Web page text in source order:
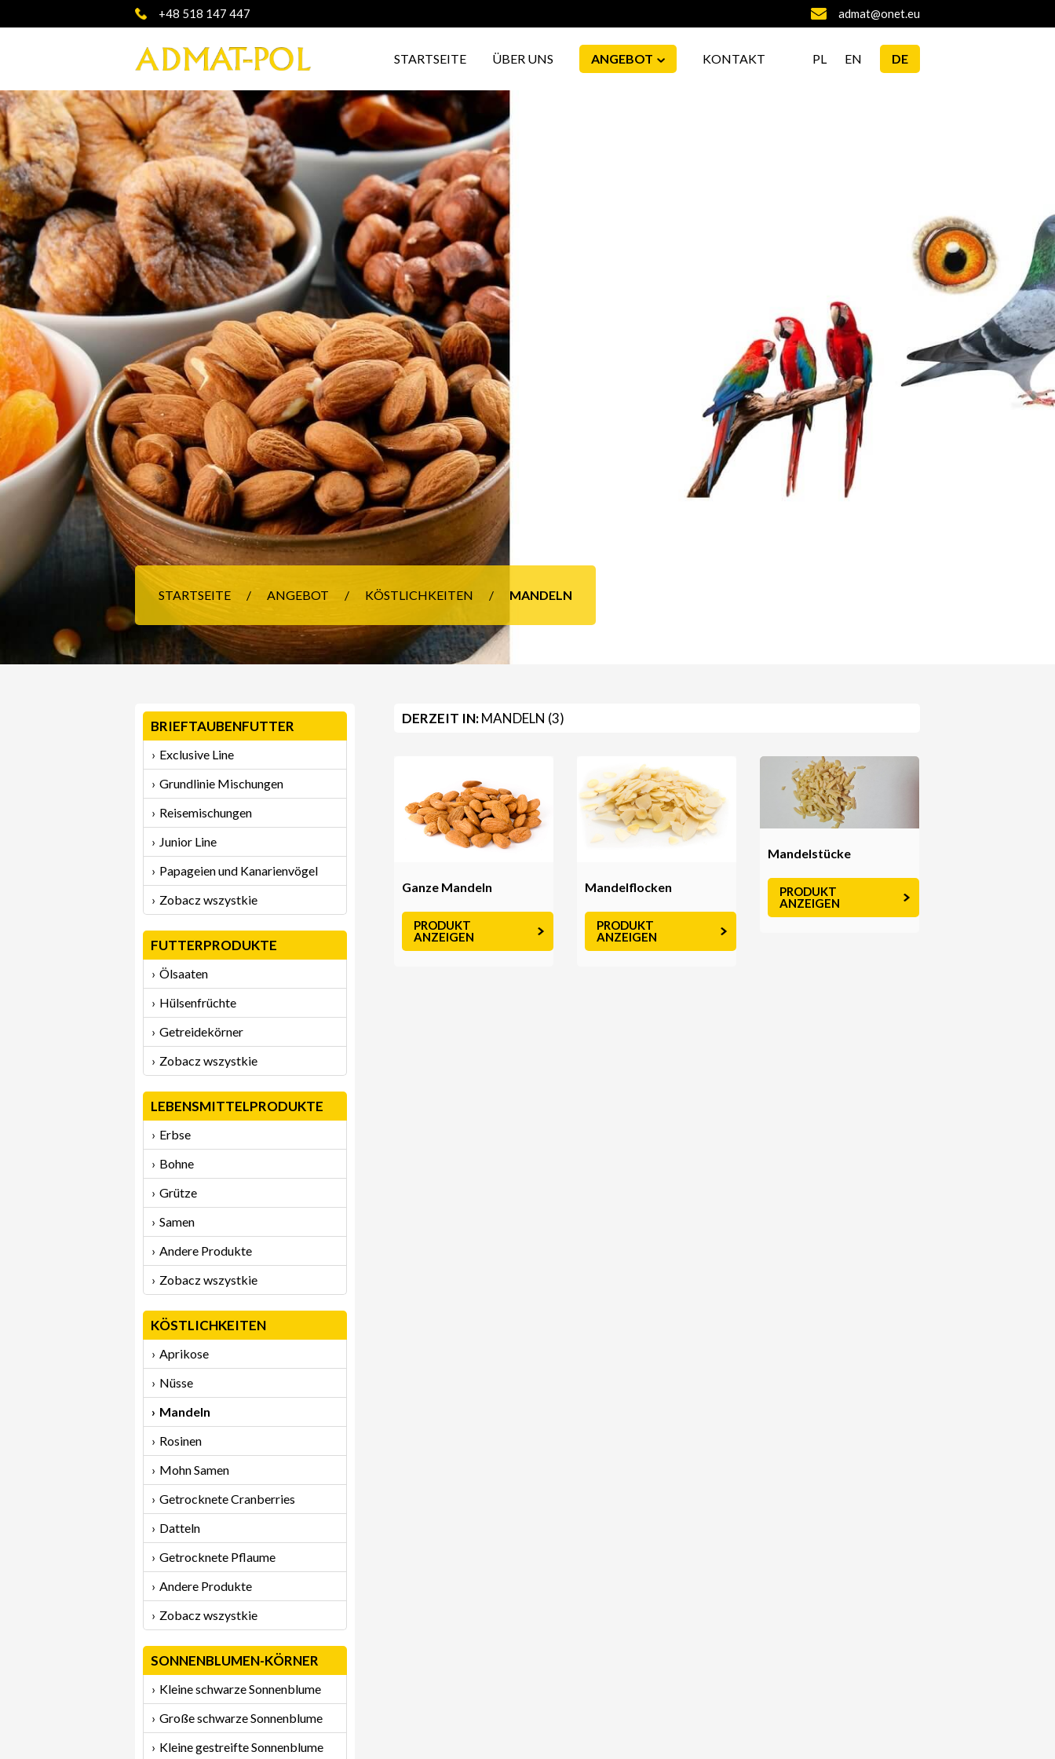
+48 518 147 447 admat@onet.eu
STARTSEITE ÜBER UNS ANGEBOT KONTAKT PL EN DE
STARTSEITE ANGEBOT KÖSTLICHKEITEN MANDELN
BRIEFTAUBENFUTTER
Exclusive Line
Grundlinie Mischungen
Reisemischungen
Junior Line
Papageien und Kanarienvögel
Zobacz wszystkie
FUTTERPRODUKTE
Ölsaaten
Hülsenfrüchte
Getreidekörner
Zobacz wszystkie
LEBENSMITTELPRODUKTE
Erbse
Bohne
Grütze
Samen
Andere Produkte
Zobacz wszystkie
KÖSTLICHKEITEN
Aprikose
Nüsse
Mandeln
Rosinen
Mohn Samen
Getrocknete Cranberries
Datteln
Getrocknete Pflaume
Andere Produkte
Zobacz wszystkie
SONNENBLUMEN-KÖRNER
Kleine schwarze Sonnenblume
Große schwarze Sonnenblume
Kleine gestreifte Sonnenblume
DERZEIT IN:MANDELN (3)
Ganze Mandeln
PRODUKT
ANZEIGEN
Mandelflocken
PRODUKT
ANZEIGEN
Mandelstücke
PRODUKT
ANZEIGEN